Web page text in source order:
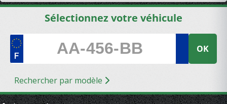
Sélectionnez votre véhicule
OK
Rechercher par modèle